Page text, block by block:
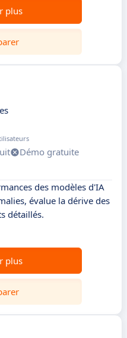
plus
Démo gratuite
des modèles d'IA
évalue la dérive des
détaillés.
plus